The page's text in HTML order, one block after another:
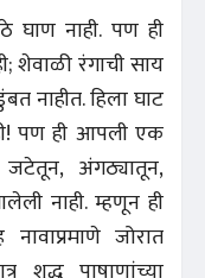
घाण नाही. पण ही
शेवाळी रंगाची साय
नाहीत. हिला घाट
पण ही आपली एक
अंगठ्यातून,
नाही. म्हणून ही
जोरात